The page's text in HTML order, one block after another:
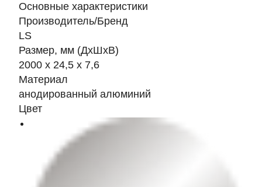
Основные характеристики
Производитель/Бренд
LS
Размер, мм (ДхШхВ)
2000 х 24,5 х 7,6
Материал
анодированный алюминий
Цвет